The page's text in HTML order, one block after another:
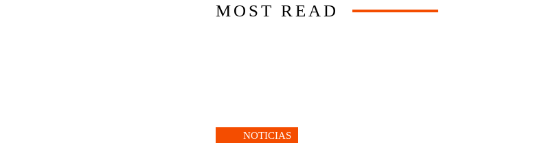
MOST READ
NOTICIAS